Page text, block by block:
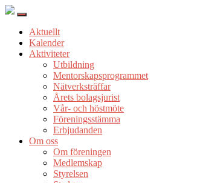
Aktuellt
Kalender
Aktiviteter
Utbildning
Mentorskapsprogrammet
Nätverksträffar
Årets bolagsjurist
Vår- och höstmöte
Föreningsstämma
Erbjudanden
Om oss
Om föreningen
Medlemskap
Styrelsen